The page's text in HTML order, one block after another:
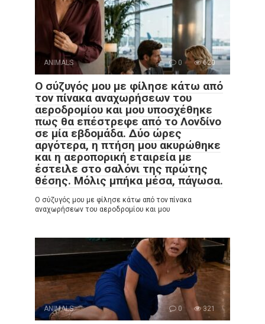
ANIMALS 0 620
Ο σύζυγός μου με φίλησε κάτω από
τον πίνακα αναχωρήσεων του
αεροδρομίου και μου υποσχέθηκε
πως θα επέστρεφε από το Λονδίνο
σε μία εβδομάδα. Δύο ώρες
αργότερα, η πτήση μου ακυρώθηκε
και η αεροπορική εταιρεία με
έστειλε στο σαλόνι της πρώτης
θέσης. Μόλις μπήκα μέσα, πάγωσα.
Ο σύζυγός μου με φίλησε κάτω από τον πίνακα
αναχωρήσεων του αεροδρομίου και μου
ANIMALS 0 321